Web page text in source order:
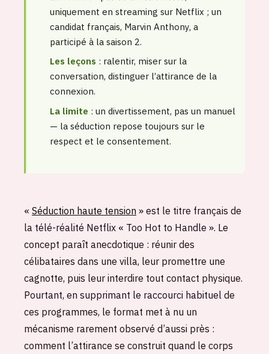
uniquement en streaming sur Netflix ; un
candidat français, Marvin Anthony, a
participé à la saison 2.
Les leçons : ralentir, miser sur la
conversation, distinguer l’attirance de la
connexion.
La limite : un divertissement, pas un manuel
— la séduction repose toujours sur le
respect et le consentement.
« Séduction haute tension » est le titre français de
la télé-réalité Netflix « Too Hot to Handle ». Le
concept paraît anecdotique : réunir des
célibataires dans une villa, leur promettre une
cagnotte, puis leur interdire tout contact physique.
Pourtant, en supprimant le raccourci habituel de
ces programmes, le format met à nu un
mécanisme rarement observé d’aussi près :
comment l’attirance se construit quand le corps